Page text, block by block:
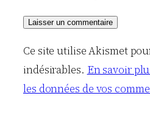
Ce site utilise Akismet
indésirables. En savoir
les données de vos